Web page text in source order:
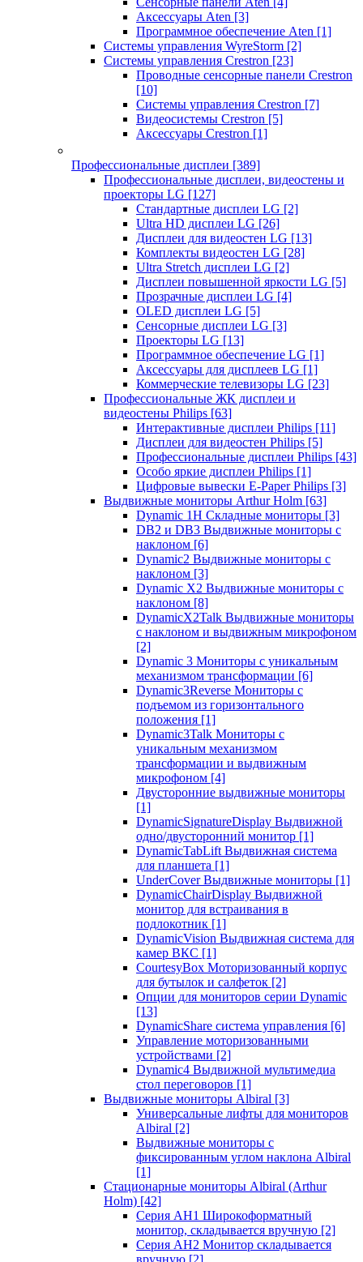
Аксессуары Aten [3]
Программное обеспечение Aten [1]
Системы управления WyreStorm [2]
Системы управления Crestron [23]
Проводные сенсорные панели Crestron
[10]
Системы управления Crestron [7]
Видеосистемы Crestron [5]
Аксессуары Crestron [1]
Профессиональные дисплеи [389]
Профессиональные дисплеи, видеостены и
проекторы LG [127]
Стандартные дисплеи LG [2]
Ultra HD дисплеи LG [26]
Дисплеи для видеостен LG [13]
Комплекты видеостен LG [28]
Ultra Stretch дисплеи LG [2]
Дисплеи повышенной яркости LG [5]
Прозрачные дисплеи LG [4]
OLED дисплеи LG [5]
Сенсорные дисплеи LG [3]
Проекторы LG [13]
Программное обеспечение LG [1]
Аксессуары для дисплеев LG [1]
Коммерческие телевизоры LG [23]
Профессиональные ЖК дисплеи и
видеостены Philips [63]
Интерактивные дисплеи Philips [11]
Дисплеи для видеостен Philips [5]
Профессиональные дисплеи Philips [43]
Особо яркие дисплеи Philips [1]
Цифровые вывески E-Paper Philips [3]
Выдвижные мониторы Arthur Holm [63]
Dynamic 1Н Складные мониторы [3]
DB2 и DB3 Выдвижные мониторы с
наклоном [6]
Dynamic2 Выдвижные мониторы с
наклоном [3]
Dynamic X2 Выдвижные мониторы с
наклоном [8]
DynamicX2Talk Выдвижные мониторы
с наклоном и выдвижным микрофоном
[2]
Dynamic 3 Мониторы с уникальным
механизмом трансформации [6]
Dynamic3Reverse Мониторы с
подъемом из горизонтального
положения [1]
Dynamic3Talk Мониторы с
уникальным механизмом
трансформации и выдвижным
микрофоном [4]
Двусторонние выдвижные мониторы
[1]
DynamicSignatureDisplay Выдвижной
одно/двусторонний монитор [1]
DynamicTabLift Выдвижная система
для планшета [1]
UnderCover Выдвижные мониторы [1]
DynamicChairDisplay Выдвижной
монитор для встраивания в
подлокотник [1]
DynamicVision Выдвижная система для
камер ВКС [1]
CourtesyBox Моторизованный корпус
для бутылок и салфеток [2]
Опции для мониторов серии Dynamic
[13]
DynamicShare система управления [6]
Управление моторизованными
устройствами [2]
Dynamic4 Выдвижной мультимедиа
стол переговоров [1]
Выдвижные мониторы Albiral [3]
Универсальные лифты для мониторов
Albiral [2]
Выдвижные мониторы с
фиксированным углом наклона Albiral
[1]
Стационарные мониторы Albiral (Arthur
Holm) [42]
Серия AH1 Широкоформатный
монитор, складывается вручную [2]
Серия AH2 Монитор складывается
вручную [2]